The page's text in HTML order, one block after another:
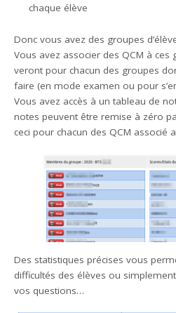
chaque élève
Donc vous avez des groupes
Vous avez associer des QCM à ces
veront pour chacun des groupes
faire (en mode examen ou pour
Vous avez accès à un tableau de
notes peuvent être remise à zéro
ceci pour chacun des QCM associé
Des statistiques précises vous
difficultés des élèves ou
vos questions…